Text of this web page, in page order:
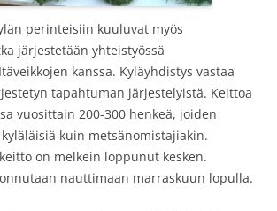
perinteisiin kuuluvat myös
järjestetään yhteistyössä
kanssa. Kyläyhdistys vastaa
tapahtuman järjestelyistä. Keittoa
vuosittain 200-300 henkeä, joiden
kuin metsänomistajiakin.
on melkein loppunut kesken.
nauttimaan marraskuun lopulla.